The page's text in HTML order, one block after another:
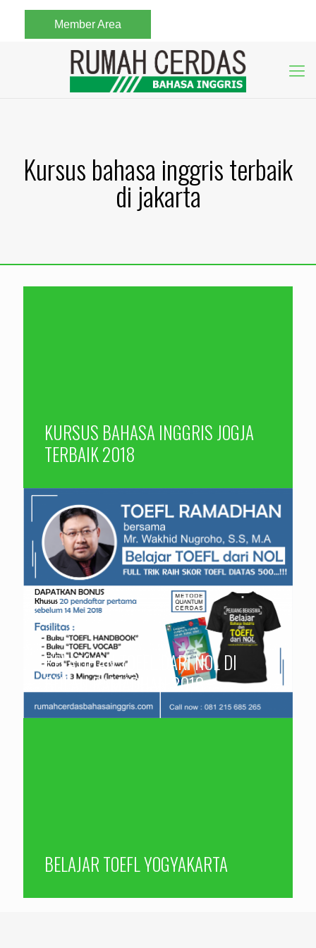
Member Area
Kursus bahasa inggris terbaik
di jakarta
KURSUS BAHASA INGGRIS JOGJA
TERBAIK 2018
PELATIHAN TOEFL DARI NOL DI
BULAN RAMADHAN 2018
BELAJAR TOEFL YOGYAKARTA